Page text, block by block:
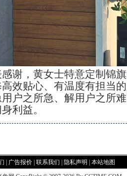
谢，黄女士特意定制锦
效贴心、有温度有担当
户之所急、解用户之所
身利益。
广告报价 联系我们 隐私声明 本站地图